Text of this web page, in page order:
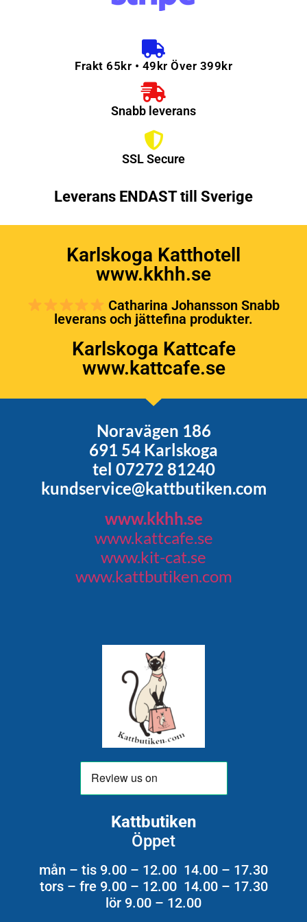
Frakt 65kr • 49kr Över 399kr
Snabb leverans
SSL Secure
Leverans ENDAST till Sverige
Karlskoga Katthotell
www.kkhh.se
Catharina Johansson Snabb
leverans och jättefina produkter.
Karlskoga Kattcafe
www.kattcafe.se
Noravägen 186
691 54 Karlskoga
tel 07272 81240
kundservice@kattbutiken.com
www.kkhh.se
www.kattcafe.se
www.kit-cat.se
www.kattbutiken.com
Kattbutiken
Öppet
mån – tis 9.00 – 12.00 14.00 – 17.30
tors – fre 9.00 – 12.00 14.00 – 17.30
lör 9.00 – 12.00